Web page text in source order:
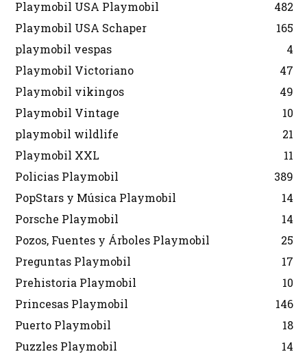
Playmobil USA Playmobil
482
Playmobil USA Schaper
165
playmobil vespas
4
Playmobil Victoriano
47
Playmobil vikingos
49
Playmobil Vintage
10
playmobil wildlife
21
Playmobil XXL
11
Policias Playmobil
389
PopStars y Música Playmobil
14
Porsche Playmobil
14
Pozos, Fuentes y Árboles Playmobil
25
Preguntas Playmobil
17
Prehistoria Playmobil
10
Princesas Playmobil
146
Puerto Playmobil
18
Puzzles Playmobil
14